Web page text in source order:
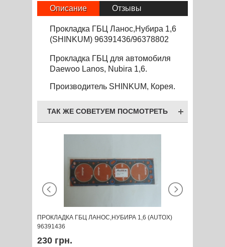
Описание Отзывы
Прокладка ГБЦ Ланос,Нубира 1,6
(SHINKUM) 96391436/96378802
Прокладка ГБЦ для автомобиля
Daewoo Lanos, Nubira 1,6.
Производитель SHINKUM, Корея.
ТАК ЖЕ СОВЕТУЕМ ПОСМОТРЕТЬ
ПРОКЛАДКА ГБЦ ЛАНОС,НУБИРА 1,6 (AUTOX)
96391436
230 грн.